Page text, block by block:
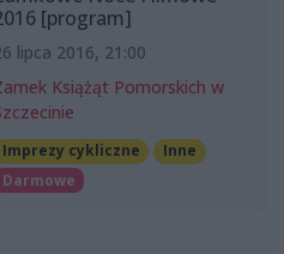
[program]
lipca 2016, 21:00
Książąt Pomorskich w
Imprezy cykliczne
Inne
Darmowe